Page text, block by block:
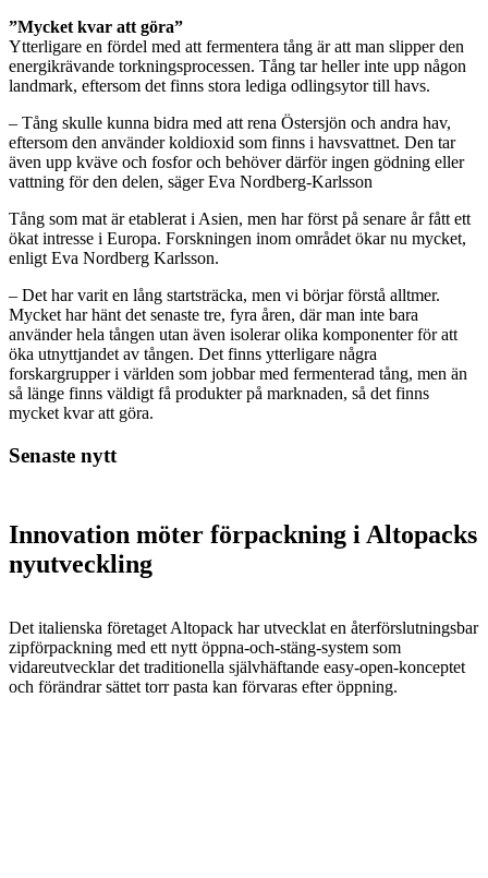
”Mycket kvar att göra”
Ytterligare en fördel med att fermentera tång är att man slipper den
energikrävande torkningsprocessen. Tång tar heller inte upp någon
landmark, eftersom det finns stora lediga odlingsytor till havs.
– Tång skulle kunna bidra med att rena Östersjön och andra hav,
eftersom den använder koldioxid som finns i havsvattnet. Den tar
även upp kväve och fosfor och behöver därför ingen gödning eller
vattning för den delen, säger Eva Nordberg-Karlsson
Tång som mat är etablerat i Asien, men har först på senare år fått ett
ökat intresse i Europa. Forskningen inom området ökar nu mycket,
enligt Eva Nordberg Karlsson.
– Det har varit en lång startsträcka, men vi börjar förstå alltmer.
Mycket har hänt det senaste tre, fyra åren, där man inte bara
använder hela tången utan även isolerar olika komponenter för att
öka utnyttjandet av tången. Det finns ytterligare några
forskargrupper i världen som jobbar med fermenterad tång, men än
så länge finns väldigt få produkter på marknaden, så det finns
mycket kvar att göra.
Senaste nytt
Innovation möter förpackning i Altopacks
nyutveckling
Det italienska företaget Altopack har utvecklat en återförslutningsbar
zipförpackning med ett nytt öppna-och-stäng-system som
vidareutvecklar det traditionella självhäftande easy-open-konceptet
och förändrar sättet torr pasta kan förvaras efter öppning.